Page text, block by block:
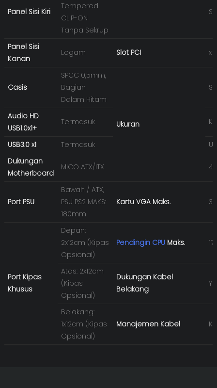
Panel Sisi Kiri
Tempered
CLIP-ON
Tanpa Sekrup
Panel Sisi
Kanan
Logam Slot PCI x
Casis
SPCC 0,5mm,
Bagian
Dalam Hitam
Ukuran
Audio HD
USB1.0x1+
Termasuk
USB3.0 x1 Termasuk
Dukungan
Motherboard
MICO ATX/ITX
Port PSU
Bawah / ATX,
PSU PS2 MAKS:
180mm
Kartu VGA Maks.
Port Kipas
Khusus
Depan:
2x12cm (Kipas
Opsional)
Pendingin CPU Maks.
Atas: 2x12cm
(Kipas
Opsional)
Dukungan Kabel
Belakang
Belakang:
1x12cm (Kipas
Opsional)
Manajemen Kabel